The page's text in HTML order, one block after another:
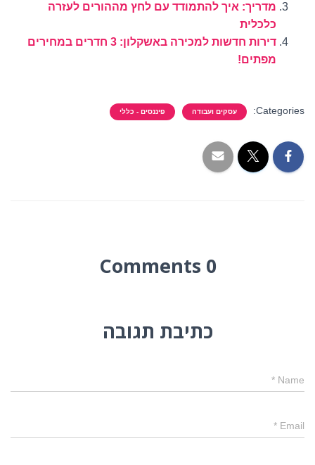
מדריך: איך להתמודד עם לחץ מההורים לעזרה
כלכלית
דירות חדשות למכירה באשקלון: 3 חדרים במחירים
מפתים!
Categories: עסקים ועבודה פיננסים - כללי
0 Comments
כתיבת תגובה
Name
*
Email
*